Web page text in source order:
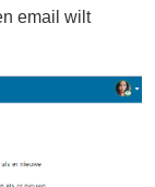
email wilt